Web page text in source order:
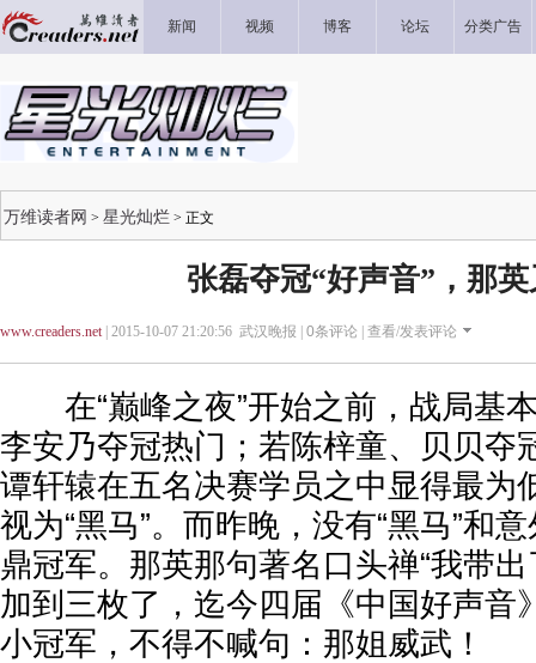
新闻 视频 博客 论坛 分类广告
万维读者网 > 星光灿烂 > 正文
张磊夺冠“好声音”，那
www.creaders.net| 2015-10-07 21:20:56 武汉晚报 | 0条评论 | 查看/发表评论
在“巅峰之夜”开始之前，战局基
李安乃夺冠热门；若陈梓童、贝贝夺
谭轩辕在五名决赛学员之中显得最为
视为“黑马”。而昨晚，没有“黑马”和
鼎冠军。那英那句著名口头禅“我带
加到三枚了，迄今四届《中国好声音
小冠军，不得不喊句：那姐威武！